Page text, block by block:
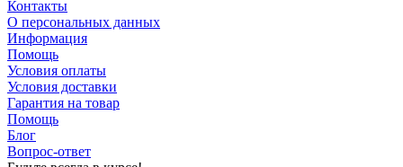
Контакты
О персональных данных
Информация
Помощь
Условия оплаты
Условия доставки
Гарантия на товар
Помощь
Блог
Вопрос-ответ